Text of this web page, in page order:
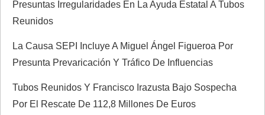
d
e
n
Presuntas Irregularidades En La Ayuda Estatal A Tubos
Reunidos
La Causa SEPI Incluye A Miguel Ángel Figueroa Por
Presunta Prevaricación Y Tráfico De Influencias
Tubos Reunidos Y Francisco Irazusta Bajo Sospecha
Por El Rescate De 112,8 Millones De Euros